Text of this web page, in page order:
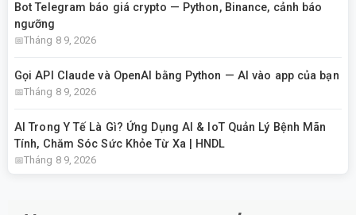
Bot Telegram báo giá crypto — Python, Binance, cảnh báo
ngưỡng
Tháng 8 9, 2026
Gọi API Claude và OpenAI bằng Python — AI vào app của bạn
Tháng 8 9, 2026
AI Trong Y Tế Là Gì? Ứng Dụng AI & IoT Quản Lý Bệnh Mãn
Tính, Chăm Sóc Sức Khỏe Từ Xa | HNDL
Tháng 8 9, 2026